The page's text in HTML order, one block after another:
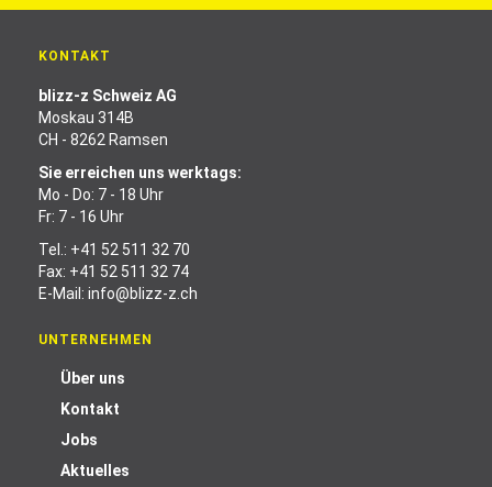
KONTAKT
blizz-z Schweiz AG
Moskau 314B
CH - 8262 Ramsen
Sie erreichen uns werktags:
Mo - Do: 7 - 18 Uhr
Fr: 7 - 16 Uhr
Tel.: +41 52 511 32 70
Fax: +41 52 511 32 74
E-Mail: info@blizz-z.ch
UNTERNEHMEN
Über uns
Kontakt
Jobs
Aktuelles